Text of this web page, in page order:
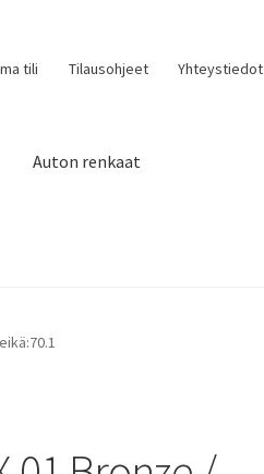
tili Tilausohjeet Yhteystiedot
Auton renkaat